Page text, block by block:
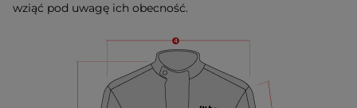
wziąć pod uwagę ich obecność.